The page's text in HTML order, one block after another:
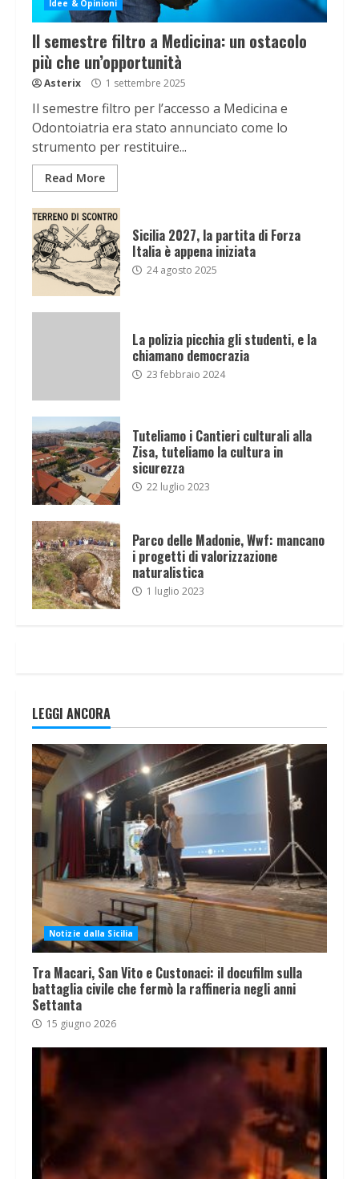
Idee & Opinioni
Il semestre filtro a Medicina: un ostacolo
più che un’opportunità
Asterix 1 settembre 2025
Il semestre filtro per l’accesso a Medicina e
Odontoiatria era stato annunciato come lo
strumento per restituire...
Read More
Sicilia 2027, la partita di Forza
Italia è appena iniziata
24 agosto 2025
La polizia picchia gli studenti, e la
chiamano democrazia
23 febbraio 2024
Tuteliamo i Cantieri culturali alla
Zisa, tuteliamo la cultura in
sicurezza
22 luglio 2023
Parco delle Madonie, Wwf: mancano
i progetti di valorizzazione
naturalistica
1 luglio 2023
LEGGI ANCORA
Notizie dalla Sicilia
Tra Macari, San Vito e Custonaci: il docufilm sulla
battaglia civile che fermò la raffineria negli anni
Settanta
15 giugno 2026